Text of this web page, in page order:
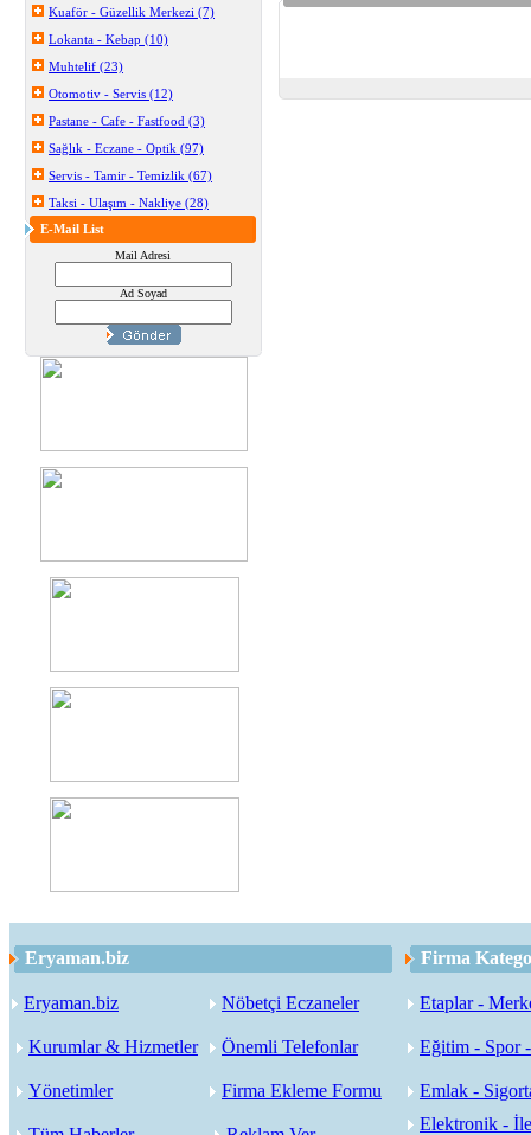
Kuaför - Güzellik Merkezi (7)
Lokanta - Kebap (10)
Muhtelif (23)
Otomotiv - Servis (12)
Pastane - Cafe - Fastfood (3)
Sağlık - Eczane - Optik (97)
Servis - Tamir - Temizlik (67)
Taksi - Ulaşım - Nakliye (28)
E-Mail List
Mail Adresi
Ad Soyad
Eryaman.biz Firma
Eryaman.biz Nöbetçi Eczaneler Etaplar -
Kurumlar & Hizmetler Önemli Telefonlar Eğitim - Spor
Yönetimler Firma Ekleme Formu Emlak -
Elektronik -